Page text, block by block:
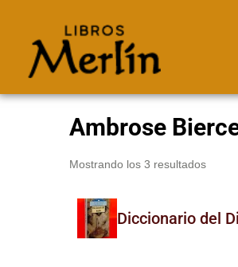
Ambrose
Mostrando los 3 resultados
Diccionario del